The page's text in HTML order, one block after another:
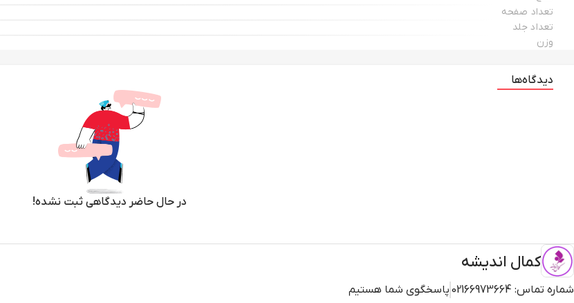
تعداد صفحه
تعداد جلد
وزن
دیدگاه‌ها
در حال حاضر دیدگاهی ثبت نشده!
کمال اندیشه
شماره تماس: 02166973664 پاسخگوی شما هستیم